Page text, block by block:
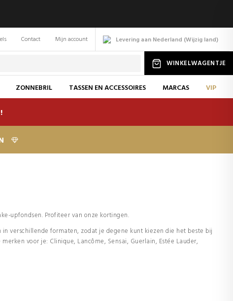
Levering aan Nederland (Wijzig land)
Contact Mijn account
WINKELWAGENTJE
ZONNEBRIL TASSEN EN ACCESSOIRES MARCAS VIP
upfondsen. Profiteer van onze kortingen.
verschillende formaten, zodat je degene kunt kiezen die het beste bij
voor je: Clinique, Lancôme, Sensai, Guerlain, Estée Lauder,